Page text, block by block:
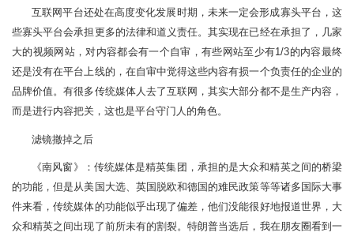
互联网平台还处在高度变化发展时期，未来一定会形成寡头平台，这
些寡头平台会承担更多的法律和道义责任。其实现在已经在承担了，几家
大的视频网站，对内容都会有一个自审，有些网站至少有1/3的内容最终
还是没有在平台上线的，在自审中觉得这些内容有损一个负责任的企业的
品牌价值。有很多传统媒体人去了互联网，其实大部分都不是生产内容，
而是进行内容把关，这也是平台守门人的角色。
滤镜撤掉之后
《南风窗》：传统媒体是精英集团，承担的是大众和精英之间的桥梁
的功能，但是从美国大选、英国脱欧和德国的难民政策等等诸多国际大事
件来看，传统媒体的功能似乎出现了偏差，他们没能很好地报道世界，大
众和精英之间出现了前所未有的割裂。特朗普当选后，我在朋友圈看到一